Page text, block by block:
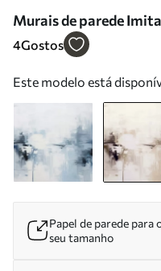
Murais de parede
abstrata texturizada
4Gostos
Este modelo está
Papel de parede para
seu tamanho